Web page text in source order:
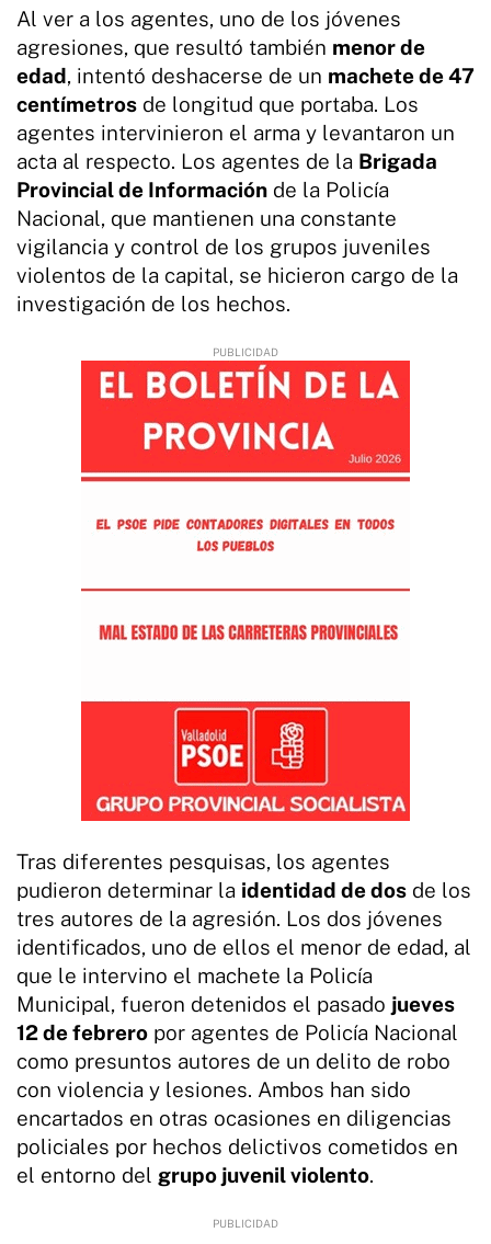
Al ver a los agentes, uno de los jóvenes
agresiones, que resultó también menor de
edad, intentó deshacerse de un machete de 47
centímetros de longitud que portaba. Los
agentes intervinieron el arma y levantaron un
acta al respecto. Los agentes de la Brigada
Provincial de Información de la Policía
Nacional, que mantienen una constante
vigilancia y control de los grupos juveniles
violentos de la capital, se hicieron cargo de la
investigación de los hechos.
Tras diferentes pesquisas, los agentes
pudieron determinar la identidad de dos de los
tres autores de la agresión. Los dos jóvenes
identificados, uno de ellos el menor de edad, al
que le intervino el machete la Policía
Municipal, fueron detenidos el pasado jueves
12 de febrero por agentes de Policía Nacional
como presuntos autores de un delito de robo
con violencia y lesiones. Ambos han sido
encartados en otras ocasiones en diligencias
policiales por hechos delictivos cometidos en
el entorno del grupo juvenil violento.